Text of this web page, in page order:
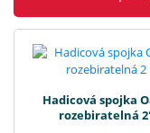
Hadicová spojka
rozebiratelná